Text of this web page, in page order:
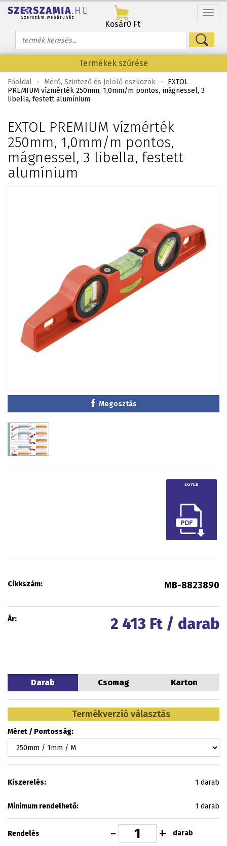
Menü
Kosár0 Ft
Termékek szűrése
Főoldal - Mérő, Szintező és Jelölő eszközök -
EXTOL
PREMIUM vízmérték 250mm, 1,0mm/m pontos, mágnessel, 3
libella, festett alumínium
EXTOL PREMIUM vízmérték
250mm, 1,0mm/m pontos,
mágnessel, 3 libella, festett
alumínium
Megosztás
EGYÉB
Cikkszám: MB-8823890
Ár: 2 413 Ft / darab
Darab Csomag Karton
Termékverzió választás
Méret / Pontosság:
Kiszerelés: 1 darab
Minimum rendelhető: 1 darab
Rendelés - + darab